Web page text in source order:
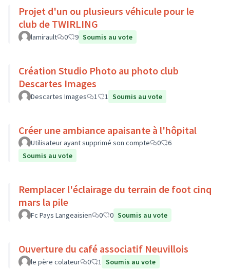
Projet d'un ou plusieurs véhicule pour le
club de TWIRLING
lamirault 0 9 Soumis au vote
Création Studio Photo au photo club
Descartes Images
Descartes Images 1 1 Soumis au vote
Créer une ambiance apaisante à l'hôpital
Utilisateur ayant supprimé son compte 0
6
Soumis au vote
Remplacer l'éclairage du terrain de foot cinq
mars la pile
Fc Pays Langeaisien 0 0 Soumis au vote
Ouverture du café associatif Neuvillois
le père colateur 0 1 Soumis au vote